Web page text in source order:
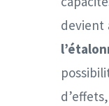
devient